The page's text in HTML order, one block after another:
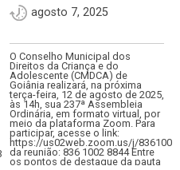
agosto 7, 2025
O Conselho Municipal dos
Direitos da Criança e do
Adolescente (CMDCA) de
Goiânia realizará, na próxima
terça-feira, 12 de agosto de 2025,
às 14h, sua 237ª Assembleia
Ordinária, em formato virtual, por
meio da plataforma Zoom. Para
participar, acesse o link:
https://us02web.zoom.us/j/
da reunião: 836 1002 8844 Entre
os pontos de destaque da pauta